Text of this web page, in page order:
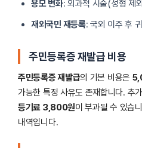
용모 변화: 외과적 시술(성형 제
재외국민 재등록: 국외 이주 후
주민등록증 재발급 비용
주민등록증 재발급의 기본 비용은
가능한 특정 사유도 존재합니다. 추
등기료 3,800원이 부과될 수 있습
내역입니다.